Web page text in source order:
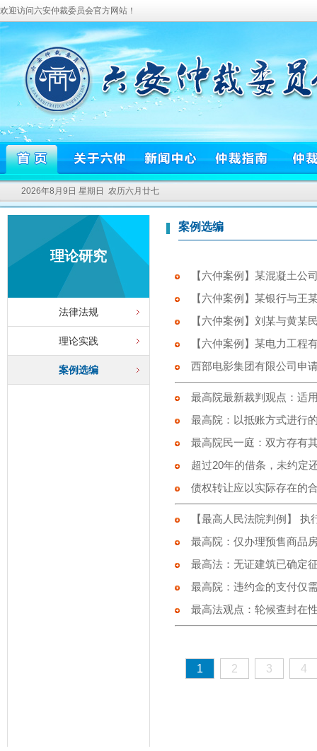
欢迎访问六安仲裁委员会官方网站！
2026年8月9日 星期日 农历六月廿七
理论研究
法律法规
理论实践
案例选编
案例选编
【六仲案例】某混凝土公
【六仲案例】某银行与王
【六仲案例】刘某与黄某
【六仲案例】某电力工程
西部电影集团有限公司申
最高院最新裁判观点：适
最高院：以抵账方式进行
最高院民一庭：双方存有
超过20年的借条，未约定
债权转让应以实际存在的
【最高人民法院判例】
最高院：仅办理预售商品
最高法：无证建筑已确定
最高院：违约金的支付仅
最高法观点：轮候查封在
1 2 3 4